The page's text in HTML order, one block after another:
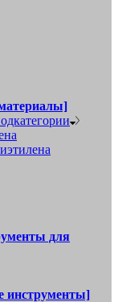
для
инструменты]